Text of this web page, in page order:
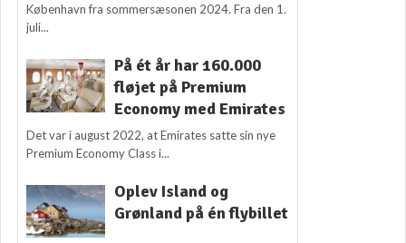
København fra sommersæsonen 2024. Fra den 1.
juli...
På ét år har 160.000
fløjet på Premium
Economy med Emirates
Det var i august 2022, at Emirates satte sin nye
Premium Economy Class i...
Oplev Island og
Grønland på én flybillet